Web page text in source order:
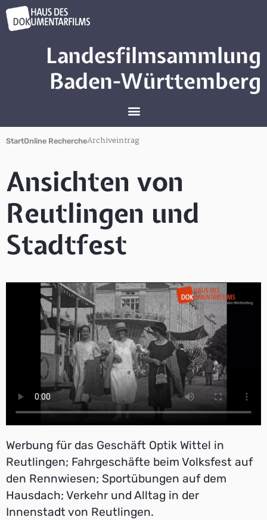
Landesfilmsammlung
Baden-Württemberg
StartOnline RechercheArchiveintrag
Ansichten von
Reutlingen und
Stadtfest
Werbung für das Geschäft Optik Wittel in
Reutlingen; Fahrgeschäfte beim Volksfest auf
den Rennwiesen; Sportübungen auf dem
Hausdach; Verkehr und Alltag in der
Innenstadt von Reutlingen.